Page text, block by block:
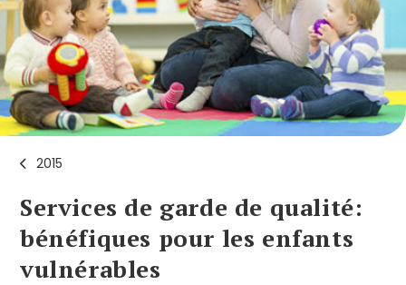
2015
Services de garde de qualité:
bénéfiques pour les enfants
vulnérables